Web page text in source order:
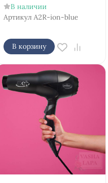
В наличии
Артикул A2R-ion-blue
В корзину